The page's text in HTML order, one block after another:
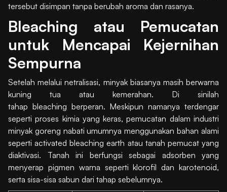
tersebut disimpan tanpa berubah aroma dan rasanya.
Bleaching atau Pemucatan
untuk Mencapai Kejernihan
Sempurna
Setelah melalui netralisasi, minyak biasanya masih berwarna
kuning tua atau kemerahan. Di sinilah
tahap bleaching berperan. Meskipun namanya terdengar
seperti proses kimia yang keras, pemucatan dalam industri
minyak goreng nabati umumnya menggunakan bahan alami
seperti activated bleaching earth atau tanah pemucat yang
diaktivasi. Tanah ini berfungsi sebagai adsorben yang
menyerap pigmen warna seperti klorofil dan karotenoid,
serta sisa-sisa sabun dari tahap sebelumnya.